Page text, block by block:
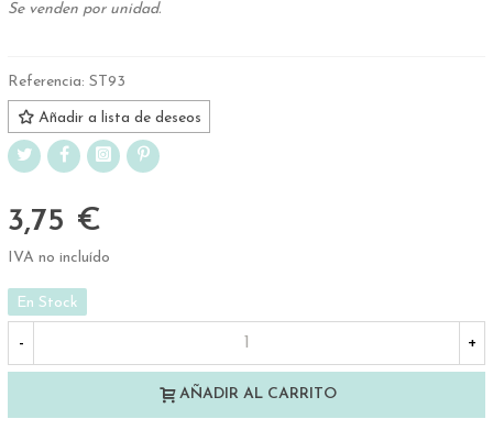
Se venden por unidad.
Referencia: ST93
Añadir a lista de deseos
3,75 €
IVA no incluído
En Stock
- +
AÑADIR AL CARRITO